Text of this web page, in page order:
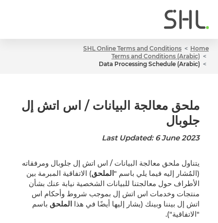
Home
SHL Online Terms and Conditions
Terms and Conditions (Arabic)
Data Processing Schedule (Arabic)
ملحق معالجة البيانات / اس اتش إل
جلوبال
Last Updated: 6 June 2023
يتناول ملحق معالجة البيانات / اس اتش إل جلوبال ومرفقاته
(المُشار إليه فيما يلي باسم "الملحق) الاتفاقية المبرمة بين
الأطراف حول معالجتنا للبيانات الشخصية نيابة عنك بشأن
منتجات وخدمات اس اتش إل بموجب شروط وأحكام اس
اتش إل بيننا وبينك (يشار إليها أيضًا في هذا الملحق باسم
"الاتفاقية").